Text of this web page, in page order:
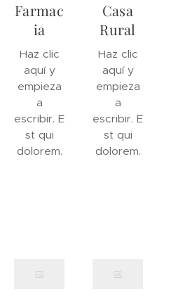
Farmac
ia
Haz clic
aquí y
empieza
a
escribir. E
st qui
dolorem.
Casa
Rural
Haz clic
aquí y
empieza
a
escribir. E
st qui
dolorem.